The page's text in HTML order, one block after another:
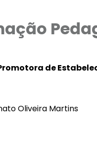
de
Oliveira Martins